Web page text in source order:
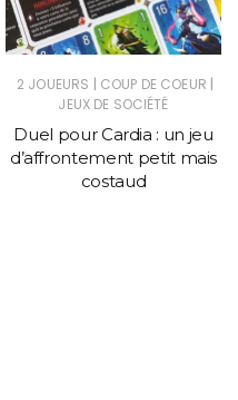
2 JOUEURS | COUP DE COEUR |
JEUX DE SOCIÉTÉ
Duel pour Cardia : un jeu
d’affrontement petit mais
costaud